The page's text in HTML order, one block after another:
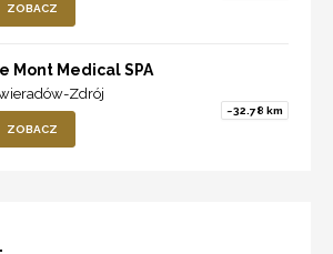
ZOBACZ
Mont Medical SPA
Zdrój
~32.78 km
ZOBACZ